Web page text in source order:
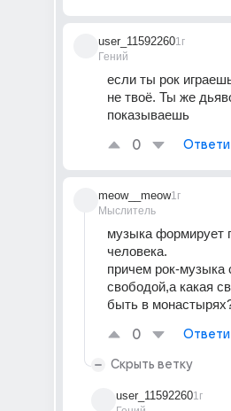
user_11592260
Гений
1г
если ты рок
не твоё. Ты же
показываешь
0
meow__meow
Мыслитель
1г
музыка формирует
человека.
причем рок-музыка
свободой,а какая
быть в
0
Скрыть ветку
user_115922601г